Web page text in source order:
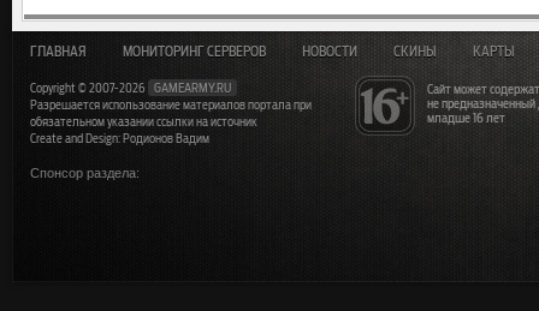
Сайт может
не
младше 16 лет
ГЛАВНАЯ МОНИТОРИНГ СЕРВЕРОВ НОВОСТИ СКИНЫ КАРТЫ
Copyright © 2007-2026
GAMEARMY.RU
Разрешается использование материалов портала при
обязательном указании ссылки на источник
Create and Design: Родионов Вадим
Спонсор раздела: